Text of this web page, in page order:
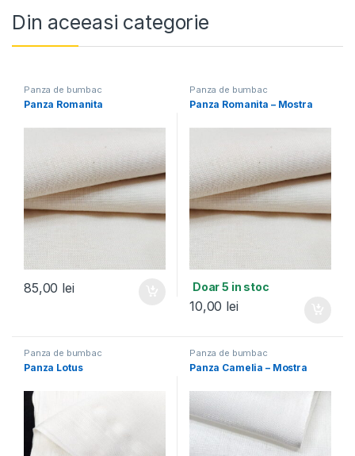
Din aceeasi categorie
Panza de bumbac
Panza Romanita
85,00 lei
Panza de bumbac
Panza Romanita – Mostra
Doar 5 in stoc
10,00 lei
Panza de bumbac
Panza Lotus
Panza de bumbac
Panza Camelia – Mostra